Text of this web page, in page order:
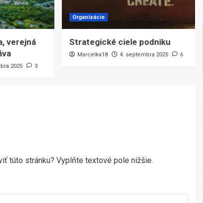
verejná
2025 3
Organizácie
Strategické ciele podniku
Marcelka18 4. septembra 2025 6
túto stránku? Vyplňte textové pole nižšie.